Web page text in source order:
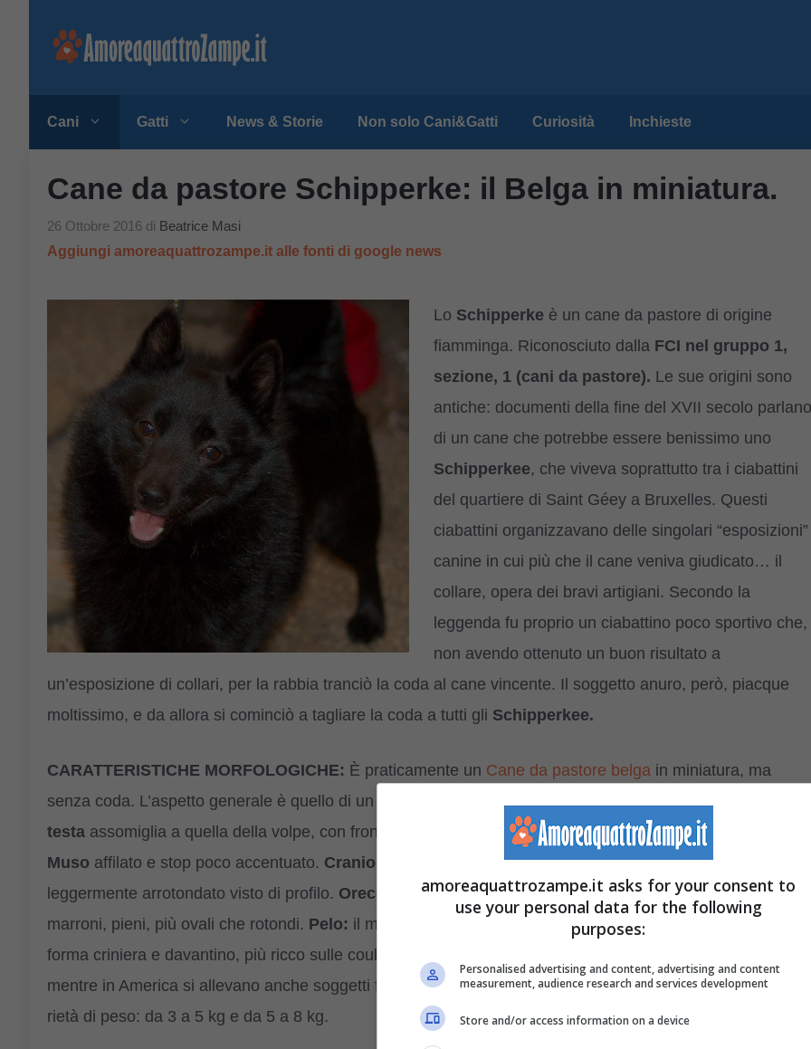
Cani Gatti News & Storie Non solo Cani&Gatti Curiosità Inchieste
Cane da pastore Schipperke: il Belga in miniatura.
26 Ottobre 2016 di Beatrice Masi
Aggiungi amoreaquattrozampe.it alle fonti di google news
Lo Schipperke è un cane da pastore di origine
fiamminga. Riconosciuto dalla FCI nel gruppo 1,
sezione, 1 (cani da pastore). Le sue origini sono
antiche: documenti della fine del XVII secolo parlano
di un cane che potrebbe essere benissimo uno
Schipperkee, che viveva soprattutto tra i ciabattini
del quartiere di Saint Géey a Bruxelles. Questi
ciabattini organizzavano delle singolari “esposizioni”
canine in cui più che il cane veniva giudicato… il
collare, opera dei bravi artigiani. Secondo la
leggenda fu proprio un ciabattino poco sportivo che,
non avendo ottenuto un buon risultato a
un’esposizione di collari, per la rabbia tranciò la coda al cane vincente. Il soggetto anuro, però, piacque
moltissimo, e da allora si cominciò a tagliare la coda a tutti gli Schipperkee.
CARATTERISTICHE MORFOLOGICHE: È praticamente un Cane da pastore belga in miniatura, ma
senza coda. L’aspetto generale è quello di un piccolo cane elegante, ma ben strutturato e muscoloso.
testa assomiglia a quella della volpe, con fronte piuttosto larga che va restringendosi verso gli occhi.
Muso affilato e stop poco accentuato. Cranio abbastanza largo, che si restringe verso gli occhi;
leggermente arrotondato visto di profilo. Orecchie erette, triangolari e rivolte in avanti. Gli occhisono
marroni, pieni, più ovali che rotondi. Pelo: il mantello, lungo e nerissimo, è assolutamente impermeabile;
forma criniera e davantino, più ricco sulle coulottes.
mentre in America si allevano anche soggetti fulvi e color fegato.Taglia:in relazione alle due diverse va
rietà di peso: da 3 a 5 kg e da 5 a 8 kg.
amoreaquattrozampe.it asks for your consent to
use your personal data for the following
purposes:
Personalised advertising and content, advertising and content
measurement, audience research and services development
Store and/or access information on a device